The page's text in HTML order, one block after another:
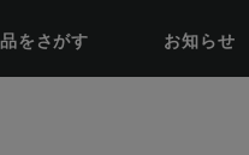
をさがす お知らせ